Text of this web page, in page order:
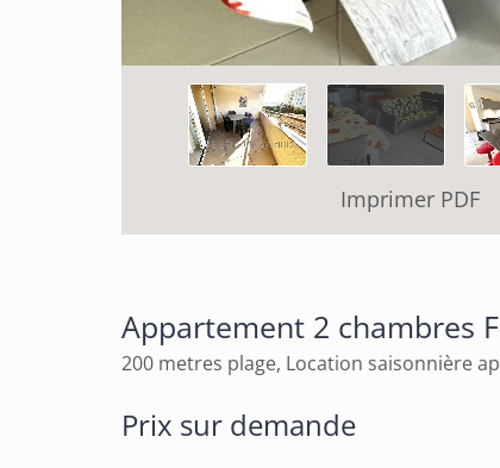
Imprimer PDF
Appartement 2 chambres
200 metres plage, Location saisonnière
Prix sur demande